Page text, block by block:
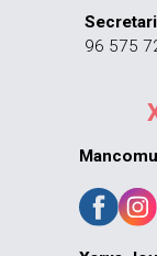
96 575